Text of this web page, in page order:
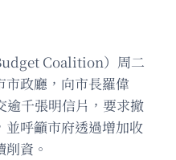
Coalition）周二
市政廳，向市長羅偉
逾千張明信片，要求撤
並呼籲市府透過增加收
資。